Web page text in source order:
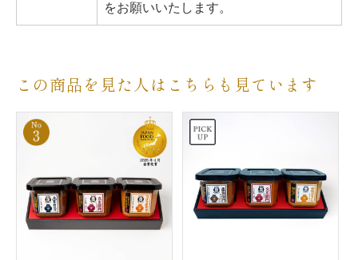
をお願いいたします。
この商品を見た人はこちらも見ています